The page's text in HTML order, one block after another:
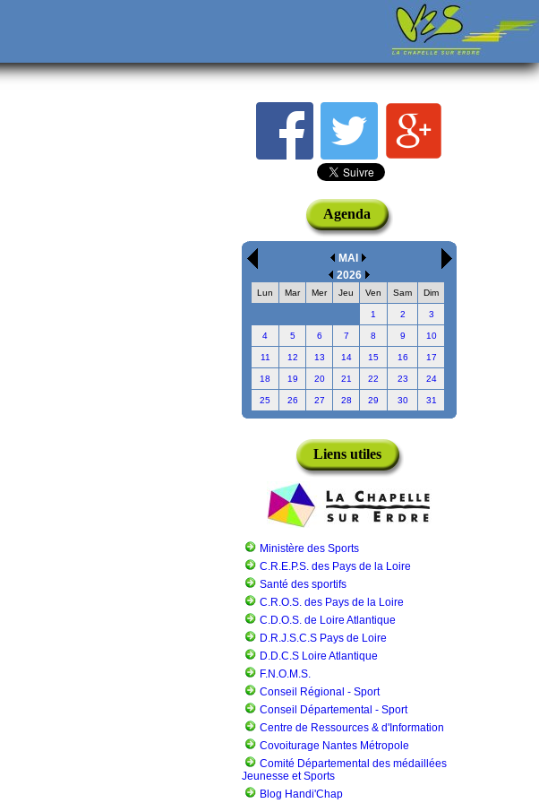
Agenda
MAI
2026
Lun Mar Mer Jeu Ven Sam Dim
1 2 3
4 5 6 7 8 9 10
11 12 13 14 15 16 17
18 19 20 21 22 23 24
25 26 27 28 29 30 31
Liens utiles
Ministère des Sports
C.R.E.P.S. des Pays de la Loire
Santé des sportifs
C.R.O.S. des Pays de la Loire
C.D.O.S. de Loire Atlantique
D.R.J.S.C.S Pays de Loire
D.D.C.S Loire Atlantique
F.N.O.M.S.
Conseil Régional - Sport
Conseil Départemental - Sport
Centre de Ressources & d'Information
Covoiturage Nantes Métropole
Comité Départemental des médaillées
Jeunesse et Sports
Blog Handi'Chap